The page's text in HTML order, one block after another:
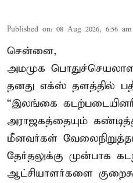
Published on: 08 Aug 2026, 6:56 am
சென்னை,
அமமுக
தனது எக்ஸ் தளத்தில்
“இலங்கை
அராஜகத்தையும்
மீனவர்கள்
தேர்தலுக்கு முன்பாக
ஆட்சியாளர்களை